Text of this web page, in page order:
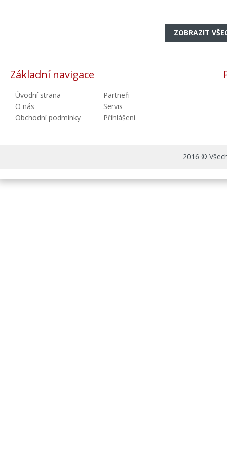
ZOBRAZIT
Základní navigace
Úvodní strana
O nás
Obchodní podmínky
Partneři
Servis
Přihlášení
2016 ©